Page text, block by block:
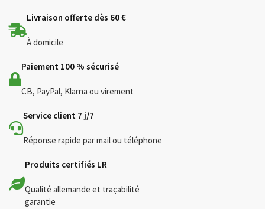
Livraison offerte dès 60 €
À domicile
Paiement 100 % sécurisé
CB, PayPal, Klarna ou virement
Service client 7 j/7
Réponse rapide par mail ou téléphone
Produits certifiés LR
Qualité allemande et traçabilité
garantie